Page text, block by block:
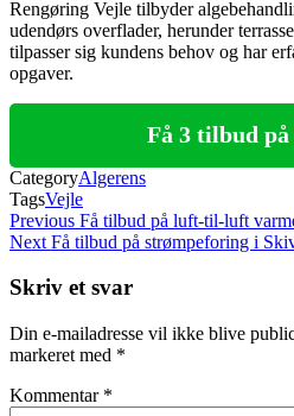
Rengøring Vejle tilbyder
udendørs overflader, herunder
tilpasser sig kundens behov og har
opgaver.
Få 3 tilbud på
CategoryAlgerens
TagsVejle
Indlægsnavigation
Previous
Post
Previous Få tilbud på luft-til-luft
Next
Next Få tilbud på strømpeforing i
Skriv et svar
Din e-mailadresse vil ikke blive
markeret med *
Kommentar *